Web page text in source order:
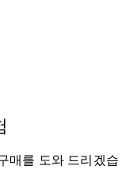
매를 도와 드리겠습